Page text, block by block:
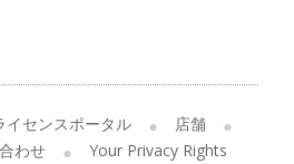
イセンスポータル
店舗
わせ Your Privacy Rights